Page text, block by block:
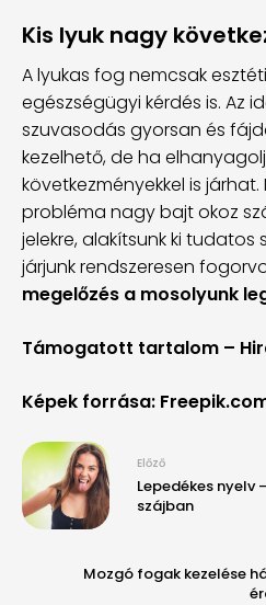
Kis lyuk nagy
A lyukas fog nemcsak
egészségügyi kérdés is. Az
szuvasodás gyorsan és
kezelhető, de ha
következményekkel is járhat.
probléma nagy bajt okoz
jelekre, alakítsunk ki tudatos
járjunk rendszeresen
megelőzés a mosolyunk
Támogatott tartalom –
Képek forrása:
Előző
Lepedékes nyelv
szájban
Mozgó fogak kezelése